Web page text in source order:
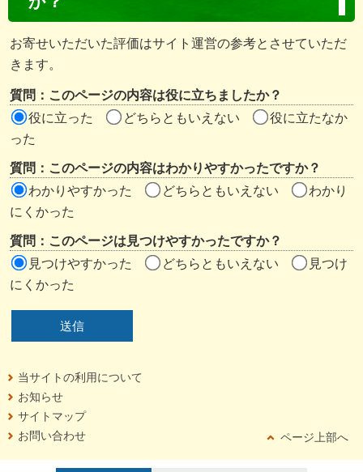
ン
ツ
価
ア
お寄せいただいた評価はサイト運営の参考とさせていただ
きます。
質問：このページの内容は役に立ちましたか？
役に立った
どちらともいえない
役に立たなか
った
質問：このページの内容はわかりやすかったですか？
わかりやすかった
どちらともいえない
わかり
にくかった
質問：このページは見つけやすかったですか？
見つけやすかった
どちらともいえない
見つけ
にくかった
当サイトの利用について
お知らせ
サイトマップ
お問い合わせ
ページ上部へ